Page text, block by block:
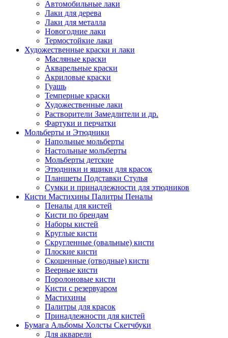
Автомобильные лаки
Лаки для дерева
Лаки для металла
Новогодние лаки
Термостойкие лаки
Художественные краски и лаки
Масляные краски
Акварельные краски
Акриловые краски
Гуашь
Темперные краски
Художественные лаки
Растворители Замедлители и др.
Фартуки и перчатки
Мольберты и Этюдники
Напольные мольберты
Настольные мольберты
Мольберты детские
Этюдники и ящики для красок
Планшеты Подставки Стулья
Сумки и принадлежности для этюдников
Кисти Мастихины Палитры Пеналы
Пеналы для кистей
Кисти по брендам
Наборы кистей
Круглые кисти
Скругленные (овальные) кисти
Плоские кисти
Скошенные (отводные) кисти
Веерные кисти
Поролоновые кисти
Кисти с резервуаром
Мастихины
Палитры для красок
Принадлежности для кистей
Бумага Альбомы Холсты Скетчбуки
Для акварели